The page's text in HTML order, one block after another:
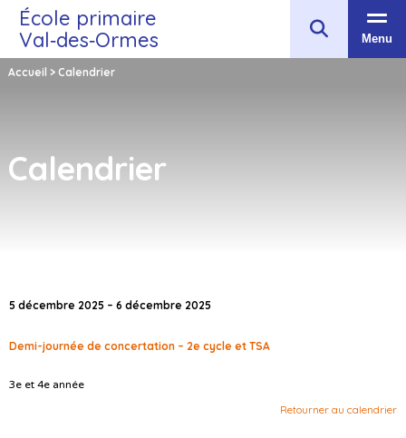
École primaire
Val‑des‑Ormes
Menu
Accueil > Calendrier
Calendrier
5 décembre 2025 – 6 décembre 2025
Demi-journée de concertation – 2e cycle et TSA
3e et 4e année
Retourner au calendrier